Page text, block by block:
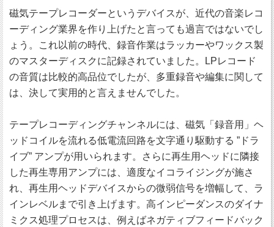
磁気テープレコーダーというデバイスが、近代の音楽レコ
ーディング業界を作り上げたと言っても過言ではないでし
ょう。これ以前の時代、録音作業はラッカーやワックス製
のマスターディスクに記録されていました。LPレコード
の音質は比較的高品位でしたが、多重録音や編集に関して
は、決して実用的と言えませんでした。
テープレコーディングチャンネルには、磁気「録音用」ヘ
ッドコイルを流れる低電流回路を文字通り駆動する ”ドラ
イブ” アンプが用いられます。さらに再生用ヘッドに隣接
した再生専用アンプには、適度なイコライジングが施さ
れ、再生用ヘッドデバイスからの微弱信号を増幅して、ラ
インレベルまで引き上げます。高インピーダンスのダイナ
ミクス処理プロセスは、例えばネガティブフィードバック